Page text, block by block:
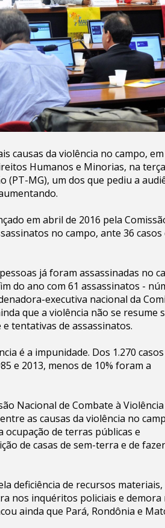
causas da violência no campo, em
Humanos e Minorias, na
(PT-MG), um dos que pediu a
em abril de 2016 pela
no campo, ante 36 casos
já foram assassinadas no
do ano com 61 assassinatos -
executiva nacional da
que a violência não se resume
tentativas de assassinatos.
é a impunidade. Dos 1.270
e 2013, menos de 10% foram a
Nacional de Combate à
as causas da violência no
ocupação de terras públicas e
de casas de sem-terra e de
deficiência de recursos materiais,
nos inquéritos policiais e demora
ainda que Pará, Rondônia e